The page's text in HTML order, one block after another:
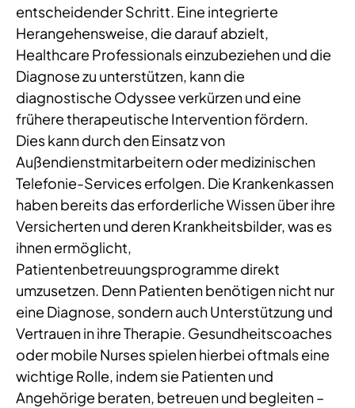
entscheidender Schritt. Eine integrierte
Herangehensweise, die darauf abzielt,
Healthcare Professionals einzubeziehen und die
Diagnose zu unterstützen, kann die
diagnostische Odyssee verkürzen und eine
frühere therapeutische Intervention fördern.
Dies kann durch den Einsatz von
Außendienstmitarbeitern oder medizinischen
Telefonie-Services erfolgen. Die Krankenkassen
haben bereits das erforderliche Wissen über ihre
Versicherten und deren Krankheitsbilder, was es
ihnen ermöglicht,
Patientenbetreuungsprogramme direkt
umzusetzen. Denn Patienten benötigen nicht nur
eine Diagnose, sondern auch Unterstützung und
Vertrauen in ihre Therapie. Gesundheitscoaches
oder mobile Nurses spielen hierbei oftmals eine
wichtige Rolle, indem sie Patienten und
Angehörige beraten, betreuen und begleiten –